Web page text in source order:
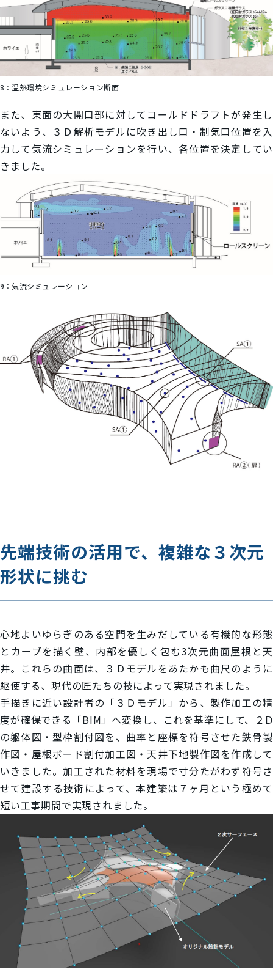
8： 温熱環境シミュレーション断面
また、東面の大開口部に対してコールドドラフトが発生し
ないよう、３Ｄ解析モデルに吹き出し口・制気口位置を入
力して気流シミュレーションを行い、各位置を決定してい
きました。
9： 気流シミュレーション
先端技術の活用で、複雑な３次元
形状に挑む
心地よいゆらぎのある空間を生みだしている有機的な形態
とカーブを描く壁、内部を優しく包む3次元曲面屋根と天
井。これらの曲面は、３Ｄモデルをあたかも曲尺のように
駆使する、現代の匠たちの技によって実現されました。
手描きに近い設計者の「３Ｄモデル」から、製作加工の精
度が確保できる「BIM」へ変換し、これを基準にして、２Ⅾ
の躯体図・型枠割付図を、曲率と座標を符号させた鉄骨製
作図・屋根ボード割付加工図・天井下地製作図を作成して
いきました。加工された材料を現場で寸分たがわず符号さ
せて建設する技術によって、本建築は７ヶ月という極めて
短い工事期間で実現されました。